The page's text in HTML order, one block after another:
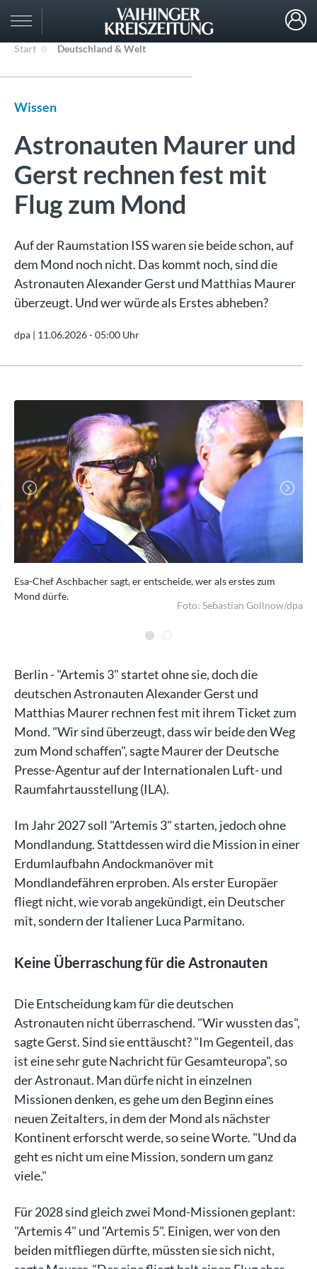
Start Deutschland & Welt
Wissen
Astronauten Maurer und
Gerst rechnen fest mit
Flug zum Mond
Auf der Raumstation ISS waren sie beide schon, auf
dem Mond noch nicht. Das kommt noch, sind die
Astronauten Alexander Gerst und Matthias Maurer
überzeugt. Und wer würde als Erstes abheben?
dpa | 11.06.2026 - 05:00 Uhr
Esa-Chef Aschbacher sagt, er entscheide, wer als erstes zum
Mond dürfe.
Foto: Sebastian Gollnow/dpa
Previous
Berlin - "Artemis 3" startet ohne sie, doch die
deutschen Astronauten Alexander Gerst und
Matthias Maurer rechnen fest mit ihrem Ticket zum
Mond. "Wir sind überzeugt, dass wir beide den Weg
zum Mond schaffen", sagte Maurer der Deutsche
Presse-Agentur auf der Internationalen Luft- und
Raumfahrtausstellung (ILA).
Im Jahr 2027 soll "Artemis 3" starten, jedoch ohne
Mondlandung. Stattdessen wird die Mission in einer
Erdumlaufbahn Andockmanöver mit
Mondlandefähren erproben. Als erster Europäer
fliegt nicht, wie vorab angekündigt, ein Deutscher
mit, sondern der Italiener Luca Parmitano.
Keine Überraschung für die Astronauten
Die Entscheidung kam für die deutschen
Astronauten nicht überraschend. "Wir wussten das",
sagte Gerst. Sind sie enttäuscht? "Im Gegenteil, das
ist eine sehr gute Nachricht für Gesamteuropa", so
der Astronaut. Man dürfe nicht in einzelnen
Missionen denken, es gehe um den Beginn eines
neuen Zeitalters, in dem der Mond als nächster
Kontinent erforscht werde, so seine Worte. "Und da
geht es nicht um eine Mission, sondern um ganz
viele."
Für 2028 sind gleich zwei Mond-Missionen geplant:
"Artemis 4" und "Artemis 5". Einigen, wer von den
beiden mitfliegen dürfte, müssten sie sich nicht,